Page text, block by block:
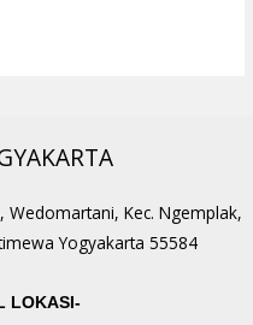
Wedomartani, Kec. Ngemplak,
Yogyakarta 55584
LOKASI-